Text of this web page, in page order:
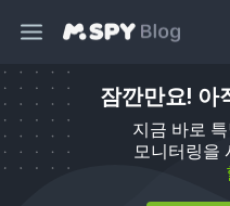
잠깐만요! 아
지금 바로
모니터링을